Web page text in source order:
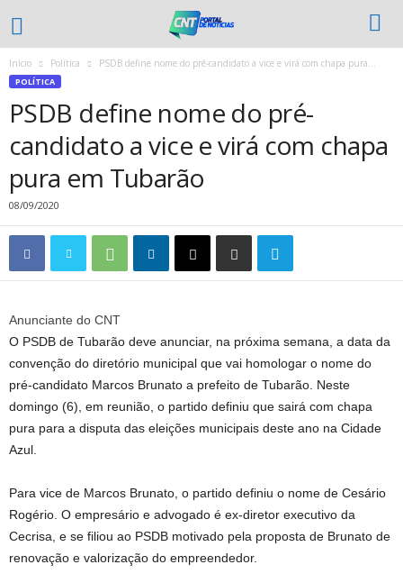
Início Política PSDB define nome do pré-candidato a vice e virá com chapa pura...
POLÍTICA
PSDB define nome do pré-
candidato a vice e virá com chapa
pura em Tubarão
08/09/2020
Anunciante do CNT
O PSDB de Tubarão deve anunciar, na próxima semana, a data da
convenção do diretório municipal que vai homologar o nome do
pré-candidato Marcos Brunato a prefeito de Tubarão. Neste
domingo (6), em reunião, o partido definiu que sairá com chapa
pura para a disputa das eleições municipais deste ano na Cidade
Azul.
Para vice de Marcos Brunato, o partido definiu o nome de Cesário
Rogério. O empresário e advogado é ex-diretor executivo da
Cecrisa, e se filiou ao PSDB motivado pela proposta de Brunato de
renovação e valorização do empreendedor.